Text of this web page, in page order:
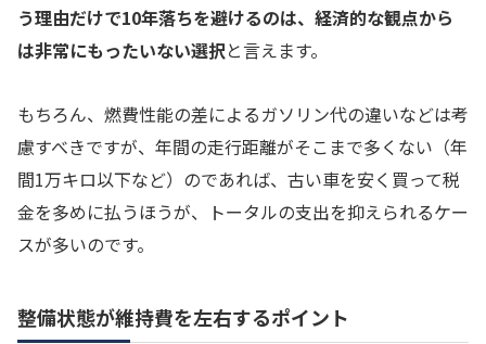
う理由だけで10年落ちを避けるのは、経済的な観点から
は非常にもったいない選択と言えます。
もちろん、燃費性能の差によるガソリン代の違いなどは考
慮すべきですが、年間の走行距離がそこまで多くない（年
間1万キロ以下など）のであれば、古い車を安く買って税
金を多めに払うほうが、トータルの支出を抑えられるケー
スが多いのです。
整備状態が維持費を左右するポイント